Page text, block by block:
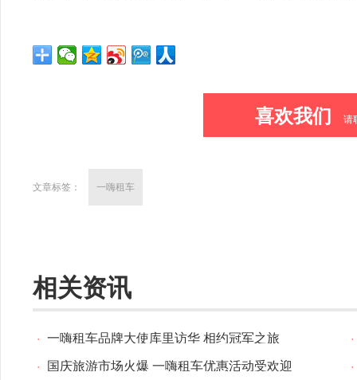
喜欢我们 请
文章标签： 一嗨租车
相关资讯
· 一嗨租车品牌大使库里访华 相约冠军之旅
· 国庆旅游市场火爆 一嗨租车优惠活动受欢迎
·
·